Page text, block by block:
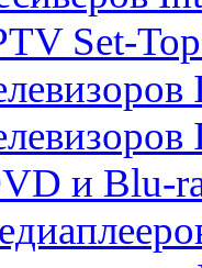
Set-
и Blu-